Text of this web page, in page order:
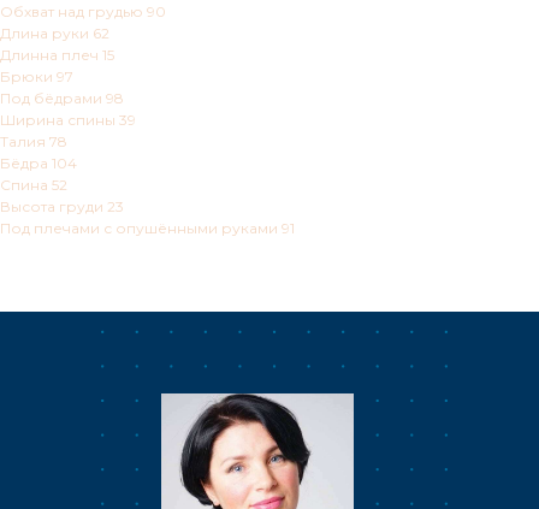
Обхват над грудью 90
Длина руки 62
Длинна плеч 15
Брюки 97
Под бёдрами 98
Ширина спины 39
Талия 78
Бёдра 104
Спина 52
Высота груди 23
Под плечами с опушёнными руками 91